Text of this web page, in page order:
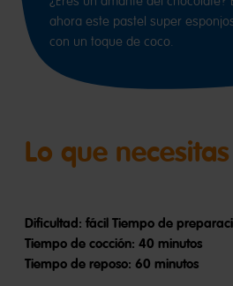
ahora este pastel super
con un toque de coco.
Lo que necesitas
Dificultad: fácil Tiempo de
Tiempo de cocción: 40 minutos
Tiempo de reposo: 60 minutos